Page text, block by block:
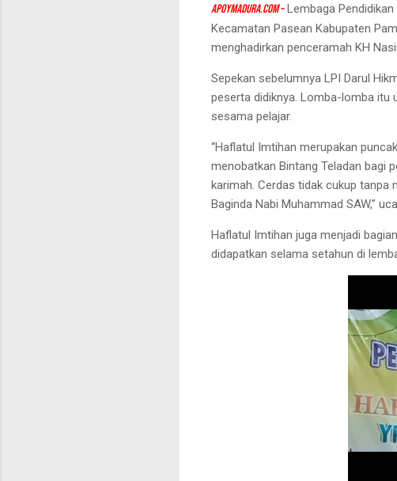
apoymadura.com – Lembaga
Kecamatan Pasean Kabupaten
menghadirkan penceramah KH
Sepekan sebelumnya LPI Darul
peserta didiknya. Lomba-lomba itu
sesama pelajar.
“Haflatul Imtihan merupakan
menobatkan Bintang Teladan bagi
karimah. Cerdas tidak cukup tanpa
Baginda Nabi Muhammad SAW,”
Haflatul Imtihan juga menjadi
didapatkan selama setahun di